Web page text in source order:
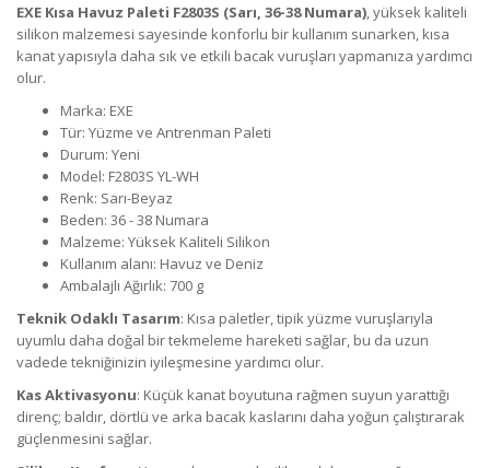
EXE Kısa Havuz Paleti F2803S (Sarı, 36-38 Numara), yüksek kaliteli
silikon malzemesi sayesinde konforlu bir kullanım sunarken, kısa
kanat yapısıyla daha sık ve etkili bacak vuruşları yapmanıza yardımcı
olur.
Marka: EXE
Tür: Yüzme ve Antrenman Paleti
Durum: Yeni
Model: F2803S YL-WH
Renk: Sarı-Beyaz
Beden: 36 - 38 Numara
Malzeme: Yüksek Kaliteli Silikon
Kullanım alanı: Havuz ve Deniz
Ambalajlı Ağırlık: 700 g
Teknik Odaklı Tasarım: Kısa paletler, tipik yüzme vuruşlarıyla
uyumlu daha doğal bir tekmeleme hareketi sağlar, bu da uzun
vadede tekniğinizin iyileşmesine yardımcı olur.
Kas Aktivasyonu: Küçük kanat boyutuna rağmen suyun yarattığı
direnç; baldır, dörtlü ve arka bacak kaslarını daha yoğun çalıştırarak
güçlenmesini sağlar.